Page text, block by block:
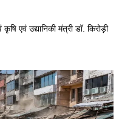
एवं उद्यानिकी मंत्री डॉ. किरोड़ी